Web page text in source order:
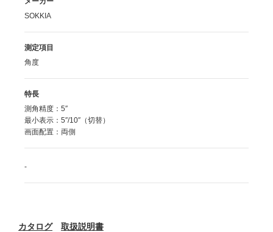
SOKKIA
測定項目
角度
特長
測角精度：5″
最小表示：5″/10″（切替）
画面配置：両側
-
カタログ 取扱説明書